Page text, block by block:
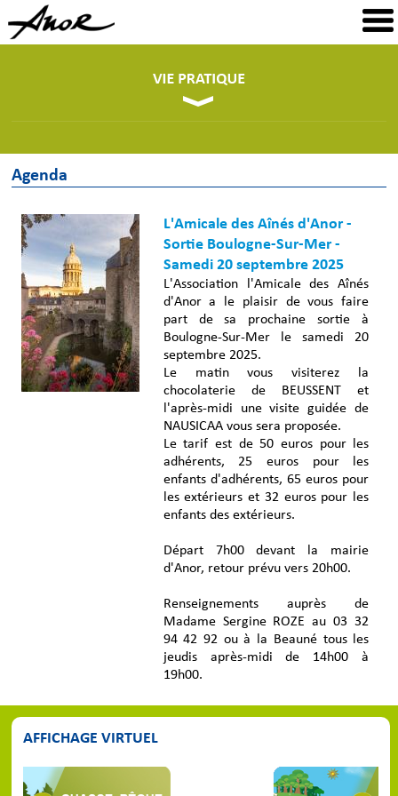
Agenda
L'Amicale des Aînés d'Anor -
Sortie Boulogne-Sur-Mer -
Samedi 20 septembre 2025
L'Association l'Amicale des Aînés
d'Anor a le plaisir de vous faire
part de sa prochaine sortie à
Boulogne-Sur-Mer le samedi 20
septembre 2025.
Le matin vous visiterez la
chocolaterie de BEUSSENT et
l'après-midi une visite guidée de
NAUSICAA vous sera proposée.
Le tarif est de 50 euros pour les
adhérents, 25 euros pour les
enfants d'adhérents, 65 euros pour
les extérieurs et 32 euros pour les
enfants des extérieurs.
Départ 7h00 devant la mairie
d'Anor, retour prévu vers 20h00.
Renseignements auprès de
Madame Sergine ROZE au 03 32
94 42 92 ou à la Beauné tous les
jeudis après-midi de 14h00 à
19h00.
AFFICHAGE VIRTUEL